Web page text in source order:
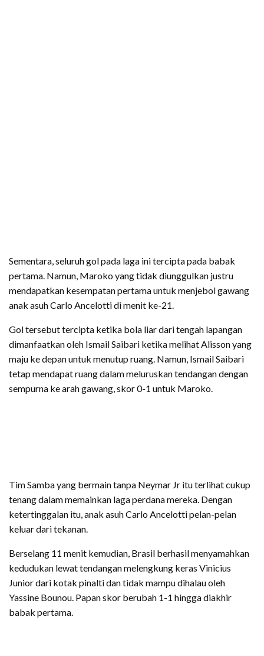
Sementara, seluruh gol pada laga ini tercipta pada babak
pertama. Namun, Maroko yang tidak diunggulkan justru
mendapatkan kesempatan pertama untuk menjebol gawang
anak asuh Carlo Ancelotti di menit ke-21.
Gol tersebut tercipta ketika bola liar dari tengah lapangan
dimanfaatkan oleh Ismail Saibari ketika melihat Alisson yang
maju ke depan untuk menutup ruang. Namun, Ismail Saibari
tetap mendapat ruang dalam meluruskan tendangan dengan
sempurna ke arah gawang, skor 0-1 untuk Maroko.
Tim Samba yang bermain tanpa Neymar Jr itu terlihat cukup
tenang dalam memainkan laga perdana mereka. Dengan
ketertinggalan itu, anak asuh Carlo Ancelotti pelan-pelan
keluar dari tekanan.
Berselang 11 menit kemudian, Brasil berhasil menyamahkan
kedudukan lewat tendangan melengkung keras Vinicius
Junior dari kotak pinalti dan tidak mampu dihalau oleh
Yassine Bounou. Papan skor berubah 1-1 hingga diakhir
babak pertama.